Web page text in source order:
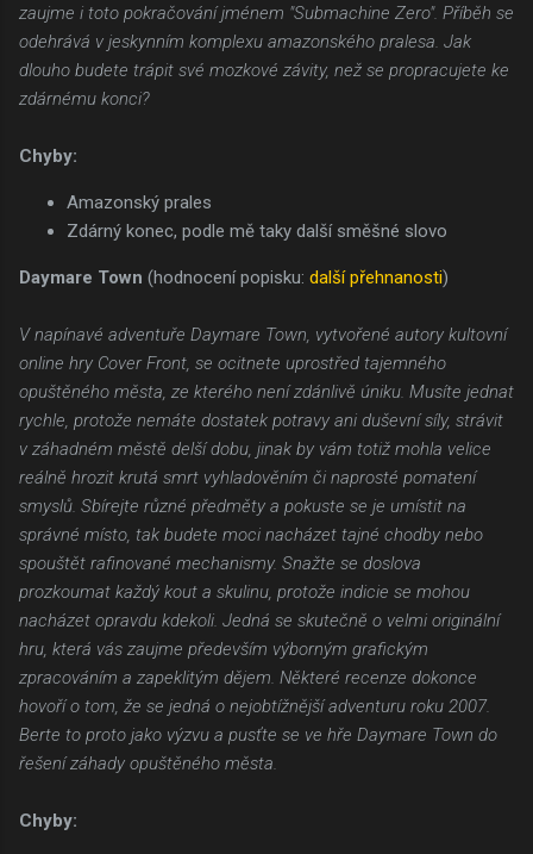
zaujme i toto pokračování jménem "Submachine Zero". Příběh se
odehrává v jeskynním komplexu amazonského pralesa. Jak
dlouho budete trápit své mozkové závity, než se propracujete ke
zdárnému konci?
Chyby:
Amazonský prales
Zdárný konec, podle mě taky další směšné slovo
Daymare Town (hodnocení popisku: další přehnanosti)
V napínavé adventuře Daymare Town, vytvořené autory kultovní
online hry Cover Front, se ocitnete uprostřed tajemného
opuštěného města, ze kterého není zdánlivě úniku. Musíte jednat
rychle, protože nemáte dostatek potravy ani duševní síly, strávit
v záhadném městě delší dobu, jinak by vám totiž mohla velice
reálně hrozit krutá smrt vyhladověním či naprosté pomatení
smyslů. Sbírejte různé předměty a pokuste se je umístit na
správné místo, tak budete moci nacházet tajné chodby nebo
spouštět rafinované mechanismy. Snažte se doslova
prozkoumat každý kout a skulinu, protože indicie se mohou
nacházet opravdu kdekoli. Jedná se skutečně o velmi originální
hru, která vás zaujme především výborným grafickým
zpracováním a zapeklitým dějem. Některé recenze dokonce
hovoří o tom, že se jedná o nejobtížnější adventuru roku 2007.
Berte to proto jako výzvu a pusťte se ve hře Daymare Town do
řešení záhady opuštěného města.
Chyby: